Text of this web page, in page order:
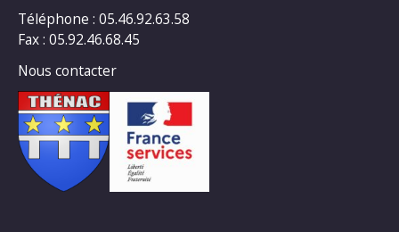
Téléphone : 05.46.92.63.58
Fax : 05.92.46.68.45
Nous contacter